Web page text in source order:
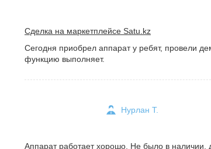
Сделка на маркетплейсе Satu.kz
Сегодня приобрел аппарат у ребят, провели
функцию выполняет.
Нурлан Т.
Аппарат работает хорошо. Не было в наличии,